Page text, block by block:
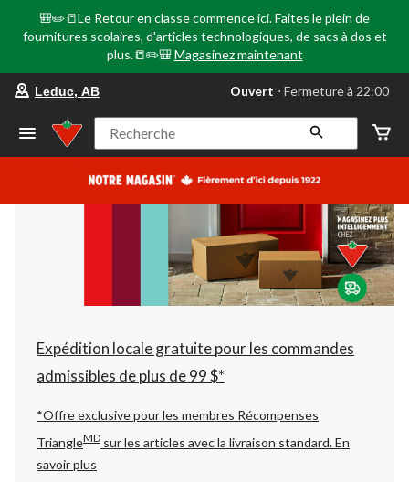
🎒✏️📒Le Retour en classe commence ici. Faites le plein de
fournitures scolaires, d'articles technologiques, de sacs à dos et
plus.📒✏️🎒 Magasinez maintenant
votre
préféré
Leduc,
AB,
courament
Fermeture
à
22:00
cliquer
pour
changer
Leduc, AB Ouvert ⋅ Fermeture à 22:00
Recherche
Expédition locale gratuite pour les commandes
admissibles de plus de 99 $*
*Offre exclusive pour les membres Récompenses
TriangleMD sur les articles avec la livraison standard.En
savoir plus